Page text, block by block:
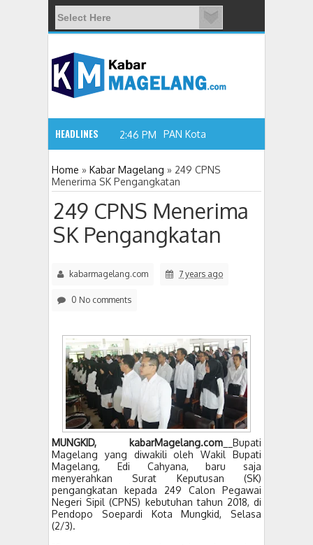
HEADLINES
2:46 PM PAN Kota Magelang Gandeng
Home » Kabar Magelang » 249 CPNS
Menerima SK Pengangkatan
249 CPNS Menerima
SK Pengangkatan
kabarmagelang.com 7 years ago
0 No comments
MUNGKID, kabarMagelang.com __Bupati
Magelang yang diwakili oleh Wakil Bupati
Magelang, Edi Cahyana, baru saja
menyerahkan Surat Keputusan (SK)
pengangkatan kepada 249 Calon Pegawai
Negeri Sipil (CPNS) kebutuhan tahun 2018, di
Pendopo Soepardi Kota Mungkid, Selasa
(2/3).